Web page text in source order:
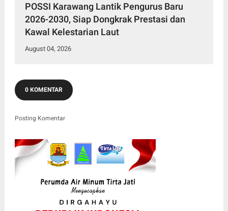
POSSI Karawang Lantik Pengurus Baru
2026-2030, Siap Dongkrak Prestasi dan
Kawal Kelestarian Laut
August 04, 2026
0 KOMENTAR
Posting Komentar